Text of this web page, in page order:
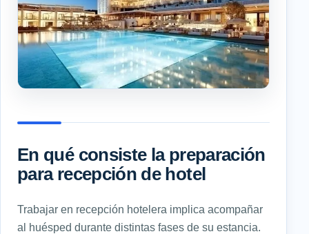
En qué consiste la preparación
para recepción de hotel
Trabajar en recepción hotelera implica acompañar
al huésped durante distintas fases de su estancia.